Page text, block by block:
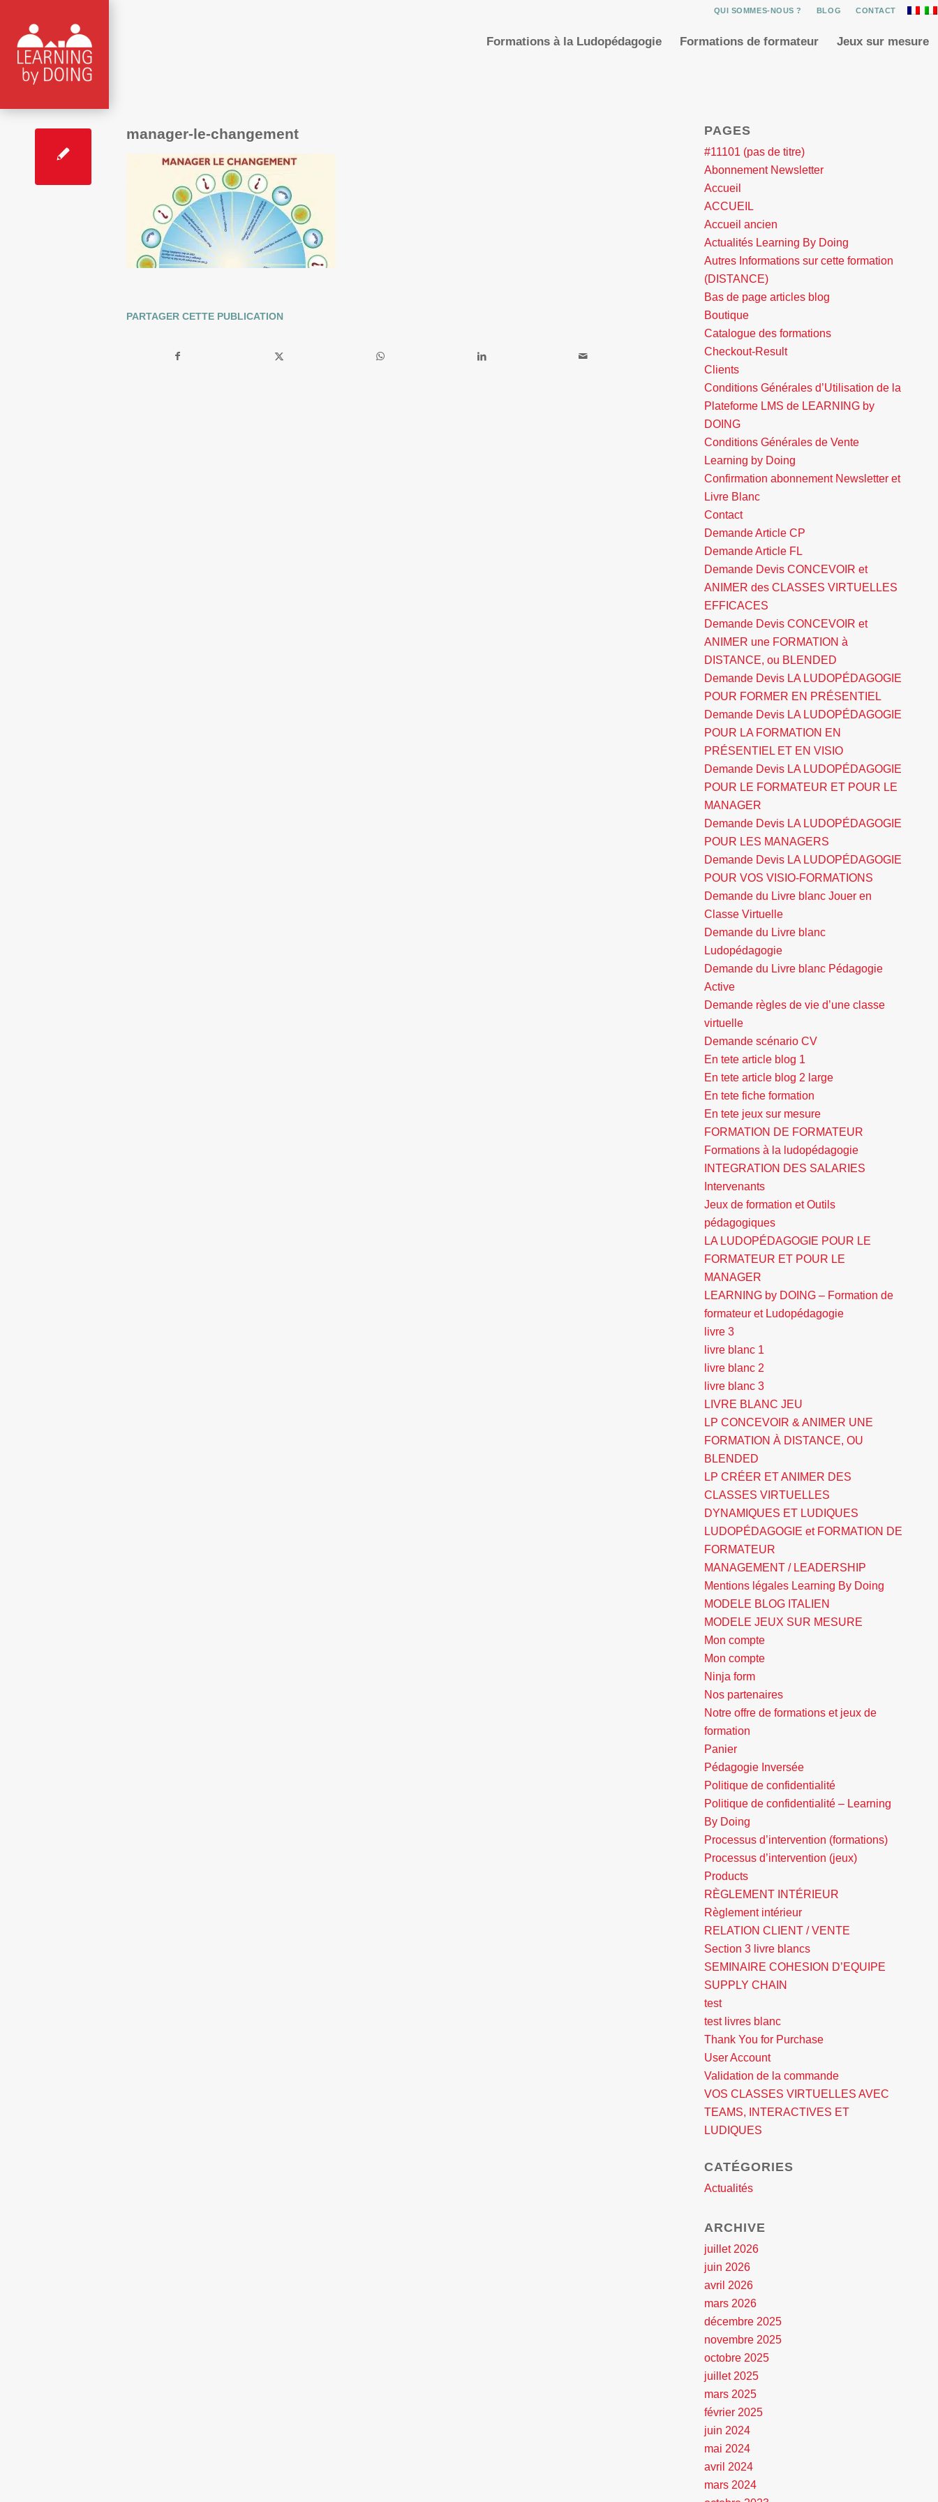
QUI SOMMES-NOUS ? BLOG CONTACT
Formations à la Ludopédagogie Formations de formateur Jeux sur mesure
manager-le-changement
PARTAGER CETTE PUBLICATION
PAGES
#11101 (pas de titre)
Abonnement Newsletter
Accueil
ACCUEIL
Accueil ancien
Actualités Learning By Doing
Autres Informations sur cette formation
(DISTANCE)
Bas de page articles blog
Boutique
Catalogue des formations
Checkout-Result
Clients
Conditions Générales d’Utilisation de la
Plateforme LMS de LEARNING by
DOING
Conditions Générales de Vente
Learning by Doing
Confirmation abonnement Newsletter et
Livre Blanc
Contact
Demande Article CP
Demande Article FL
Demande Devis CONCEVOIR et
ANIMER des CLASSES VIRTUELLES
EFFICACES
Demande Devis CONCEVOIR et
ANIMER une FORMATION à
DISTANCE, ou BLENDED
Demande Devis LA LUDOPÉDAGOGIE
POUR FORMER EN PRÉSENTIEL
Demande Devis LA LUDOPÉDAGOGIE
POUR LA FORMATION EN
PRÉSENTIEL ET EN VISIO
Demande Devis LA LUDOPÉDAGOGIE
POUR LE FORMATEUR ET POUR LE
MANAGER
Demande Devis LA LUDOPÉDAGOGIE
POUR LES MANAGERS
Demande Devis LA LUDOPÉDAGOGIE
POUR VOS VISIO-FORMATIONS
Demande du Livre blanc Jouer en
Classe Virtuelle
Demande du Livre blanc
Ludopédagogie
Demande du Livre blanc Pédagogie
Active
Demande règles de vie d’une classe
virtuelle
Demande scénario CV
En tete article blog 1
En tete article blog 2 large
En tete fiche formation
En tete jeux sur mesure
FORMATION DE FORMATEUR
Formations à la ludopédagogie
INTEGRATION DES SALARIES
Intervenants
Jeux de formation et Outils
pédagogiques
LA LUDOPÉDAGOGIE POUR LE
FORMATEUR ET POUR LE
MANAGER
LEARNING by DOING – Formation de
formateur et Ludopédagogie
livre 3
livre blanc 1
livre blanc 2
livre blanc 3
LIVRE BLANC JEU
LP CONCEVOIR & ANIMER UNE
FORMATION À DISTANCE, OU
BLENDED
LP CRÉER ET ANIMER DES
CLASSES VIRTUELLES
DYNAMIQUES ET LUDIQUES
LUDOPÉDAGOGIE et FORMATION DE
FORMATEUR
MANAGEMENT / LEADERSHIP
Mentions légales Learning By Doing
MODELE BLOG ITALIEN
MODELE JEUX SUR MESURE
Mon compte
Mon compte
Ninja form
Nos partenaires
Notre offre de formations et jeux de
formation
Panier
Pédagogie Inversée
Politique de confidentialité
Politique de confidentialité – Learning
By Doing
Processus d’intervention (formations)
Processus d’intervention (jeux)
Products
RÈGLEMENT INTÉRIEUR
Règlement intérieur
RELATION CLIENT / VENTE
Section 3 livre blancs
SEMINAIRE COHESION D’EQUIPE
SUPPLY CHAIN
test
test livres blanc
Thank You for Purchase
User Account
Validation de la commande
VOS CLASSES VIRTUELLES AVEC
TEAMS, INTERACTIVES ET
LUDIQUES
CATÉGORIES
Actualités
ARCHIVE
juillet 2026
juin 2026
avril 2026
mars 2026
décembre 2025
novembre 2025
octobre 2025
juillet 2025
mars 2025
février 2025
juin 2024
mai 2024
avril 2024
mars 2024